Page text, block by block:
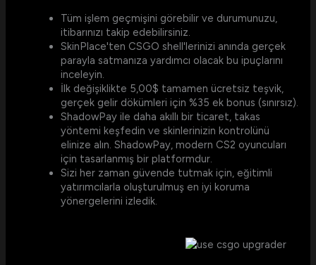
Tüm işlem geçmişini görebilir ve durumunuzu,
itibarınızı takip edebilirsiniz.
SkinPlace'ten CSGO shell'lerinizi anında gerçek
parayla satmanıza yardımcı olacak bu ipuçlarını
inceleyin.
İlk değişiklikte 5,00$ tamamen ücretsiz teşvik,
gerçek gelir dökümleri için %35 ek bonus (sınırsız).
ShadowPay ile daha akıllı bir ticaret, takas
yöntemi keşfedin ve skinlerinizin kontrolünü
elinize alın. ShadowPay, modern CS2 oyuncuları
için tasarlanmış bir platformdur.
Sizi her zaman güvende tutmak için, eğitimli
yatırımcılarla oluşturulmuş en iyi koruma
yönergelerini izledik.